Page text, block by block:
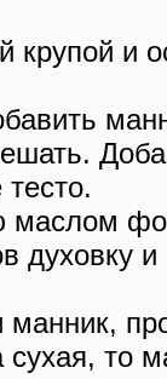
и
маслом
духовку
то